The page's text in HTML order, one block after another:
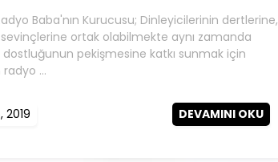
Baba'nın Kurucusu; Dinleyicilerinin dertlerine,
ortak olabilmekte aynı zamanda
pekişmesine katkı sunmak için
radyo …
2019 DEVAMINI OKU